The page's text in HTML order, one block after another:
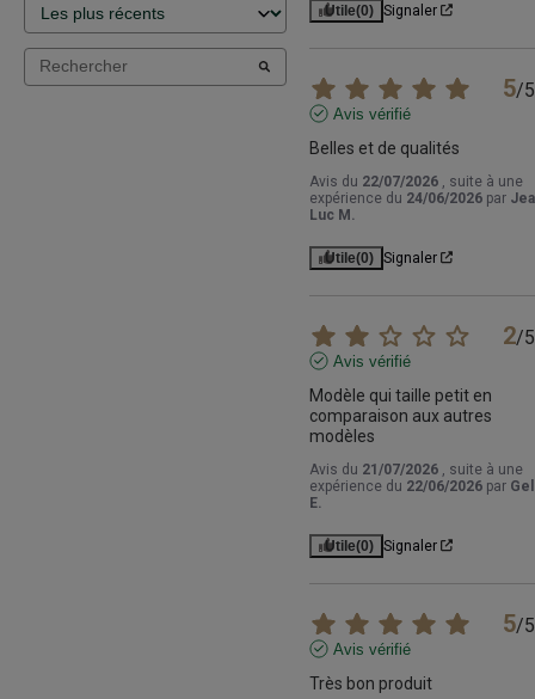
Utile(0) Signaler
5/5
Avis vérifié
Belles et de qualités
Avis du 22/07/2026
, suite à une
expérience du 24/06/2026 par
Luc M.
Utile(0) Signaler
2/5
Avis vérifié
Modèle qui taille petit en
comparaison aux autres
modèles
Avis du 21/07/2026
, suite à une
expérience du 22/06/2026 par
E.
Utile(0) Signaler
5/5
Avis vérifié
Très bon produit